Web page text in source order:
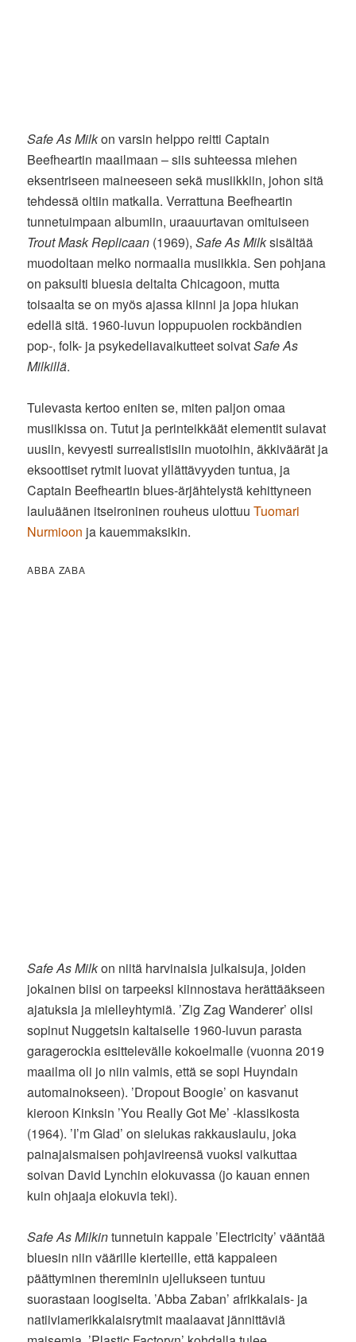
Safe As Milkon varsin helppo reitti Captain
Beefheartin maailmaan – siis suhteessa miehen
eksentriseen maineeseen sekä musiikkiin, johon sitä
tehdessä oltiin matkalla. Verrattuna Beefheartin
tunnetuimpaan albumiin, uraauurtavan omituiseen
Trout Mask Replicaan (1969),Safe As Milksisältää
muodoltaan melko normaalia musiikkia. Sen pohjana
on paksulti bluesia deltalta Chicagoon, mutta
toisaalta se on myös ajassa kiinni ja jopa hiukan
edellä sitä. 1960-luvun loppupuolen rockbändien
pop-, folk- ja psykedeliavaikutteet soivatSafe As
Milkillä.
Tulevasta kertoo eniten se, miten paljon omaa
musiikissa on. Tutut ja perinteikkäät elementit sulavat
uusiin, kevyesti surrealistisiin muotoihin, äkkiväärät ja
eksoottiset rytmit luovat yllättävyyden tuntua, ja
Captain Beefheartin blues-ärjähtelystä kehittyneen
lauluäänen itseironinen rouheus ulottuuTuomari
Nurmioon ja kauemmaksikin.
ABBA ZABA
Safe As Milkon niitä harvinaisia julkaisuja, joiden
jokainen biisi on tarpeeksi kiinnostava herättääkseen
ajatuksia ja mielleyhtymiä. ’Zig Zag Wanderer’ olisi
sopinut Nuggetsin kaltaiselle 1960-luvun parasta
garagerockia esittelevälle kokoelmalle (vuonna 2019
maailma oli jo niin valmis, että se sopi Huyndain
automainokseen). ’Dropout Boogie’ on kasvanut
kieroon Kinksin ’You Really Got Me’ -klassikosta
(1964). ’I’m Glad’ on sielukas rakkauslaulu, joka
painajaismaisen pohjavireensä vuoksi vaikuttaa
soivan David Lynchin elokuvassa (jo kauan ennen
kuin ohjaaja elokuvia teki).
Safe As Milkintunnetuin kappale ’Electricity’ vääntää
bluesin niin väärille kierteille, että kappaleen
päättyminen thereminin ujellukseen tuntuu
suorastaan loogiselta. ’Abba Zaban’ afrikkalais- ja
natiiviamerikkalaisrytmit maalaavat jännittäviä